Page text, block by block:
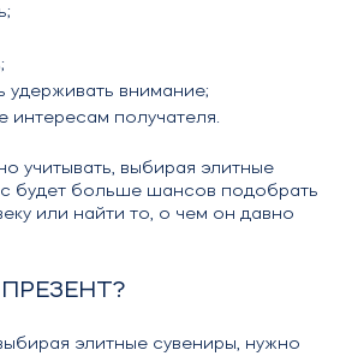
удерживать внимание;
интересам получателя.
учитывать, выбирая элитные
будет больше шансов подобрать
или найти то, о чем он давно
элитные сувениры, нужно